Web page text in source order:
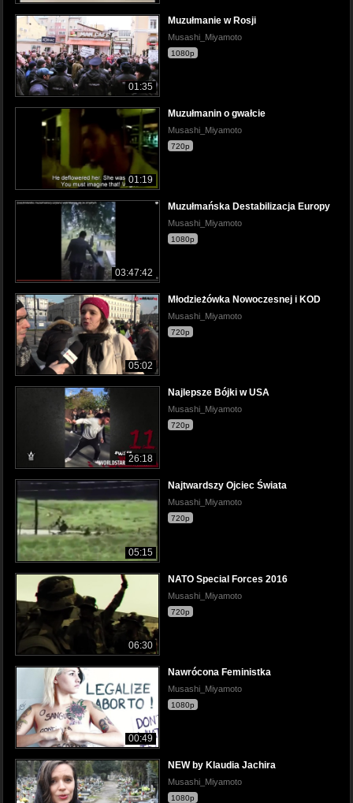
01:35
Muzułmanie w Rosji
Musashi_Miyamoto
1080p
01:19
Muzułmanin o gwałcie
Musashi_Miyamoto
720p
03:47:42
Muzułmańska Destabilizacja Europy
Musashi_Miyamoto
1080p
05:02
Młodzieżówka Nowoczesnej i KOD
Musashi_Miyamoto
720p
26:18
Najlepsze Bójki w USA
Musashi_Miyamoto
720p
05:15
Najtwardszy Ojciec Świata
Musashi_Miyamoto
720p
06:30
NATO Special Forces 2016
Musashi_Miyamoto
720p
00:49
Nawrócona Feministka
Musashi_Miyamoto
1080p
NEW by Klaudia Jachira
Musashi_Miyamoto
1080p